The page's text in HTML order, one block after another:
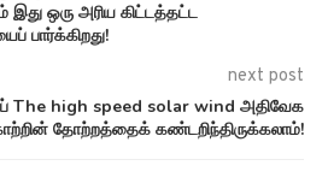
இது ஒரு அரிய கிட்டத்தட்ட
பார்க்கிறது!
next post
The high speed solar wind அதிவேக
தோற்றத்தைக் கண்டறிந்திருக்கலாம்!